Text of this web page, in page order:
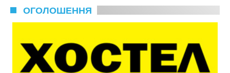
ОГОЛОШЕННЯ